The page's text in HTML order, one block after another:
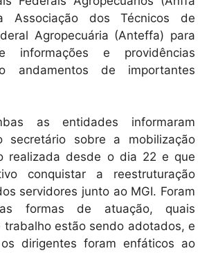
Associação dos Técnicos de
Agropecuária (Anteffa) para
informações e providências
andamentos de importantes
as entidades informaram
secretário sobre a mobilização
realizada desde o dia 22 e que
conquistar a reestruturação
servidores junto ao MGI. Foram
as formas de atuação, quais
trabalho estão sendo adotados, e
os dirigentes foram enfáticos ao